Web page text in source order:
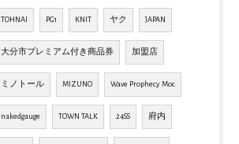
TOHNAI PG1 KNIT ヤク JAPAN
大分市プレミアム付き商品券 加盟店
ミノトール MIZUNO Wave Prophecy Moc
nakedgauge TOWN TALK 24SS 府内